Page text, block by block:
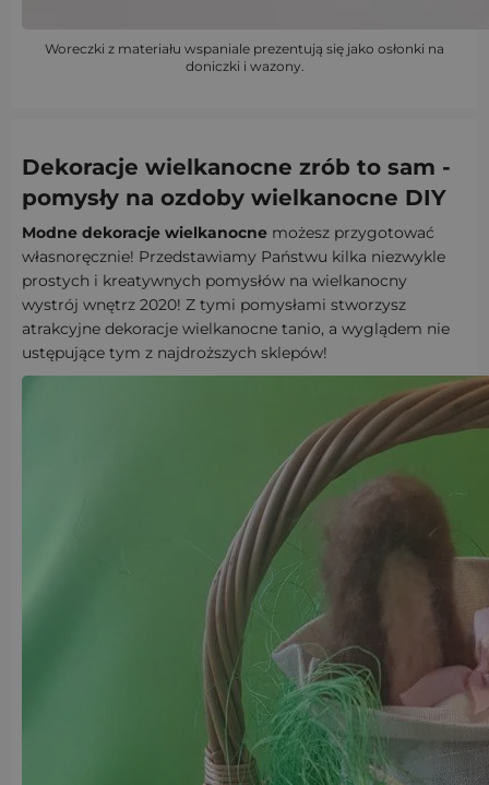
Woreczki z materiału wspaniale prezentują się jako osłonki na
doniczki i wazony.
Dekoracje wielkanocne zrób to sam -
pomysły na ozdoby wielkanocne DIY
Modne dekoracje wielkanocne możesz przygotować
własnoręcznie! Przedstawiamy Państwu kilka niezwykle
prostych i kreatywnych pomysłów na wielkanocny
wystrój wnętrz 2020! Z tymi pomysłami stworzysz
atrakcyjne dekoracje wielkanocne tanio, a wyglądem nie
ustępujące tym z najdroższych sklepów!